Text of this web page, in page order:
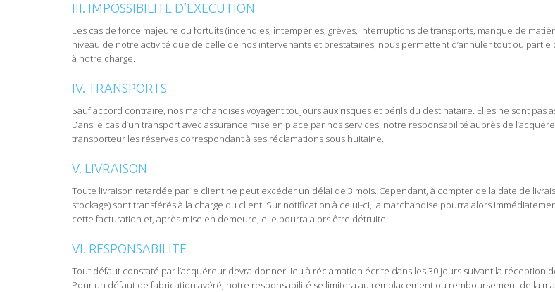
III. IMPOSSIBILITE D’EXECUTION
Les cas de force majeure ou fortuits (incendies, intempéries, grèves, interruptions de transports, manque de
niveau de notre activité que de celle de nos intervenants et prestataires, nous permettent d’annuler tout ou
à notre charge.
IV. TRANSPORTS
Sauf accord contraire, nos marchandises voyagent toujours aux risques et périls du destinataire. Elles ne sont
Dans le cas d’un transport avec assurance mise en place par nos services, notre responsabilité auprès de
transporteur les réserves correspondant à ses réclamations sous huitaine.
V. LIVRAISON
Toute livraison retardée par le client ne peut excéder un délai de 3 mois. Cependant, à compter de la date de
stockage) sont transférés à la charge du client. Sur notification à celui-ci, la marchandise pourra alors
cette facturation et, après mise en demeure, elle pourra alors être détruite.
VI. RESPONSABILITE
Tout défaut constaté par l’acquéreur devra donner lieu à réclamation écrite dans les 30 jours suivant la réception
Pour un défaut de fabrication avéré, notre responsabilité se limitera au remplacement ou remboursement de la